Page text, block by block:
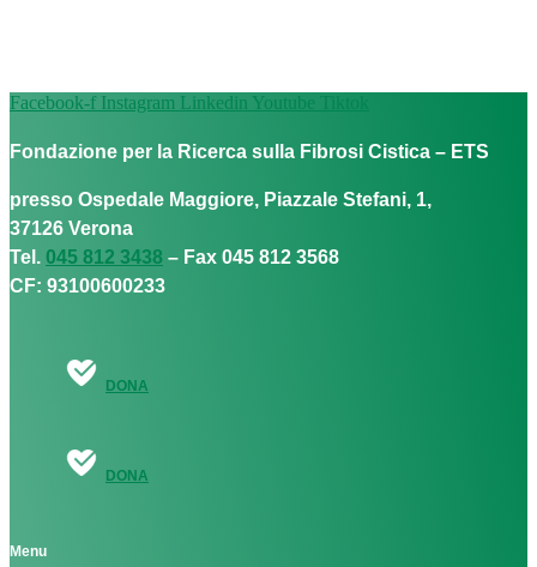
Facebook-f Instagram Linkedin Youtube Tiktok
Fondazione per la Ricerca sulla Fibrosi Cistica – ETS
presso Ospedale Maggiore, Piazzale Stefani, 1,
37126 Verona
Tel. 045 812 3438 – Fax 045 812 3568
CF: 93100600233
DONA
DONA
Menu